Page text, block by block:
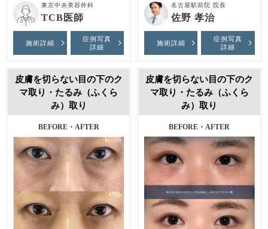
東京中央美容外科
TCB医師
施術詳細
症例写真
詳細
名古屋駅前院 院長
佐野 孝治
施術詳細
症例写真
詳細
皮膚を切らない目の下のク
マ取り・たるみ（ふくら
み）取り
BEFORE・AFTER
皮膚を切らない目の下のク
マ取り・たるみ（ふくら
み）取り
BEFORE・AFTER